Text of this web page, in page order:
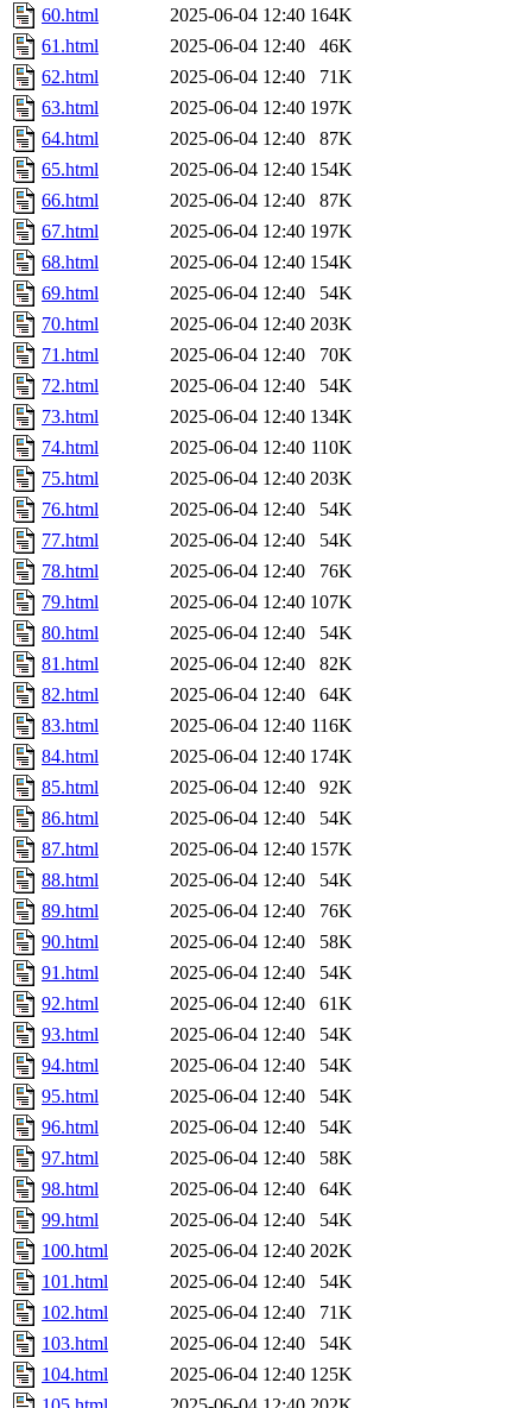
60.html
2025-06-04 12:40 164K
61.html
2025-06-04 12:40
46K
62.html
2025-06-04 12:40
71K
63.html
2025-06-04 12:40 197K
64.html
2025-06-04 12:40
87K
65.html
2025-06-04 12:40 154K
66.html
2025-06-04 12:40
87K
67.html
2025-06-04 12:40 197K
68.html
2025-06-04 12:40 154K
69.html
2025-06-04 12:40
54K
70.html
2025-06-04 12:40 203K
71.html
2025-06-04 12:40
70K
72.html
2025-06-04 12:40
54K
73.html
2025-06-04 12:40 134K
74.html
2025-06-04 12:40 110K
75.html
2025-06-04 12:40 203K
76.html
2025-06-04 12:40
54K
77.html
2025-06-04 12:40
54K
78.html
2025-06-04 12:40
76K
79.html
2025-06-04 12:40 107K
80.html
2025-06-04 12:40
54K
81.html
2025-06-04 12:40
82K
82.html
2025-06-04 12:40
64K
83.html
2025-06-04 12:40 116K
84.html
2025-06-04 12:40 174K
85.html
2025-06-04 12:40
92K
86.html
2025-06-04 12:40
54K
87.html
2025-06-04 12:40 157K
88.html
2025-06-04 12:40
54K
89.html
2025-06-04 12:40
76K
90.html
2025-06-04 12:40
58K
91.html
2025-06-04 12:40
54K
92.html
2025-06-04 12:40
61K
93.html
2025-06-04 12:40
54K
94.html
2025-06-04 12:40
54K
95.html
2025-06-04 12:40
54K
96.html
2025-06-04 12:40
54K
97.html
2025-06-04 12:40
58K
98.html
2025-06-04 12:40
64K
99.html
2025-06-04 12:40
54K
100.html
2025-06-04 12:40 202K
101.html
2025-06-04 12:40
54K
102.html
2025-06-04 12:40
71K
103.html
2025-06-04 12:40
54K
104.html
2025-06-04 12:40 125K